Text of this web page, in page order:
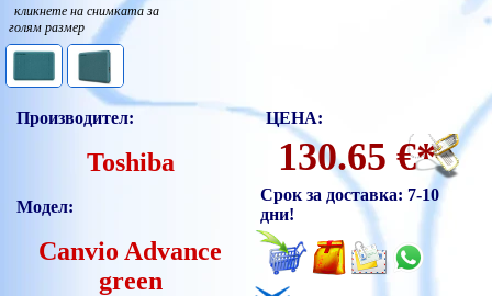
кликнете на снимката за
голям размер
Производител:
Toshiba
Модел:
Canvio Advance
green
ЦЕНА:
130.65 €*
Срок за доставка: 7-10
дни!